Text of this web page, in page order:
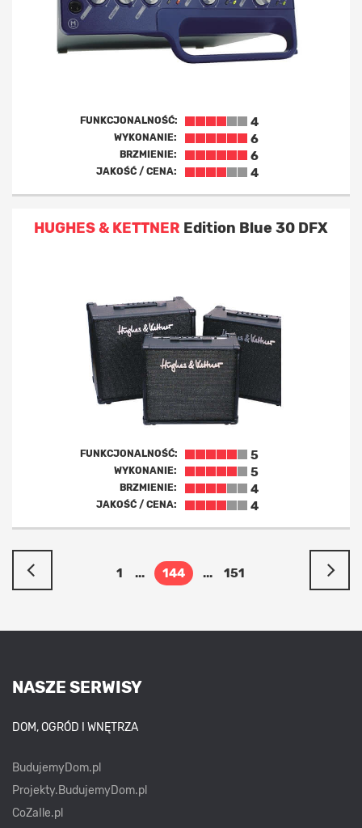
FUNKCJONALNOŚĆ: 4
WYKONANIE: 6
BRZMIENIE: 6
JAKOŚĆ / CENA: 4
HUGHES & KETTNER Edition Blue 30 DFX
FUNKCJONALNOŚĆ: 5
WYKONANIE: 5
BRZMIENIE: 4
JAKOŚĆ / CENA: 4
1 ... 144 ... 151
NASZE SERWISY
DOM, OGRÓD I WNĘTRZA
BudujemyDom.pl
Projekty.BudujemyDom.pl
CoZaIle.pl